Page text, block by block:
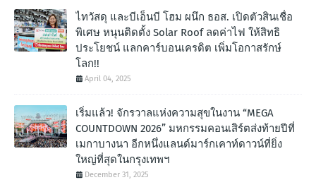
ไทวัสดุ และบีเอ็นบี โฮม ผนึก ธอส. เปิดตัวสินเชื่อ
พิเศษ หนุนติดตั้ง Solar Roof ลดค่าไฟ ให้สิทธิ
ประโยชน์ แลกคาร์บอนเครดิต เพิ่มโอกาสรักษ์
โลก!!
April 04, 2025
เริ่มแล้ว! จักรวาลแห่งความสุขในงาน “MEGA
COUNTDOWN 2026” มหกรรมคอนเสิร์ตส่งท้ายปีที่
เมกาบางนา อีกหนึ่งแลนด์มาร์กเคาท์ดาวน์ที่ยิ่ง
ใหญ่ที่สุดในกรุงเทพฯ
December 31, 2025